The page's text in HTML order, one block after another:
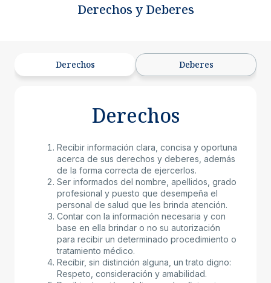
Derechos y Deberes
Derechos Deberes
Derechos
Recibir información clara, concisa y oportuna
acerca de sus derechos y deberes, además
de la forma correcta de ejercerlos.
Ser informados del nombre, apellidos, grado
profesional y puesto que desempeña el
personal de salud que les brinda atención.
Contar con la información necesaria y con
base en ella brindar o no su autorización
para recibir un determinado procedimiento o
tratamiento médico.
Recibir, sin distinción alguna, un trato digno:
Respeto, consideración y amabilidad.